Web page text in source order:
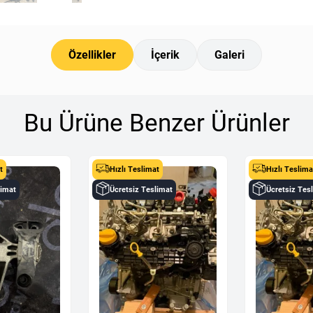
Özellikler İçerik Galeri
Bu Ürüne Benzer Ürünler
Hızlı Teslimat
Ücretsiz Teslimat
Hızlı
Ücretsiz